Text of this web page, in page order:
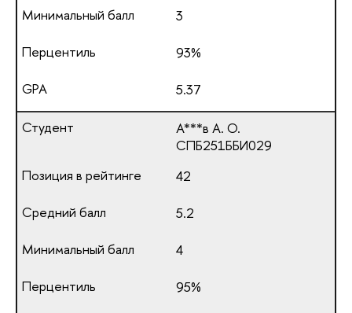
3
93%
5.37
А***в А. О.
СПБ251ББИ029
42
5.2
4
95%